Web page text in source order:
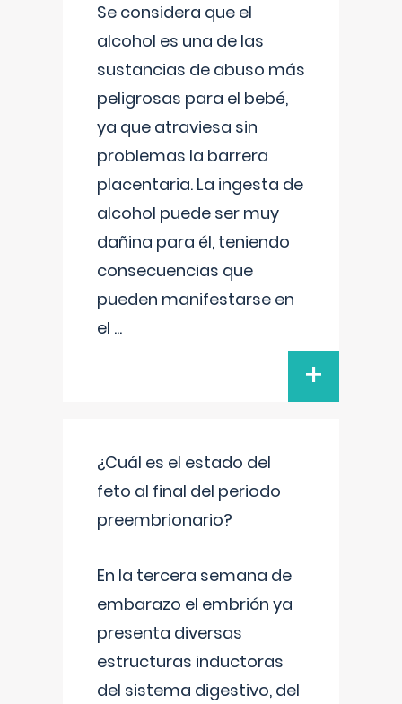
Se considera que el
alcohol es una de las
sustancias de abuso más
peligrosas para el bebé,
ya que atraviesa sin
problemas la barrera
placentaria. La ingesta de
alcohol puede ser muy
dañina para él, teniendo
consecuencias que
pueden manifestarse en
el ...
+
¿Cuál es el estado del
feto al final del periodo
preembrionario?
En la tercera semana de
embarazo el embrión ya
presenta diversas
estructuras inductoras
del sistema digestivo, del